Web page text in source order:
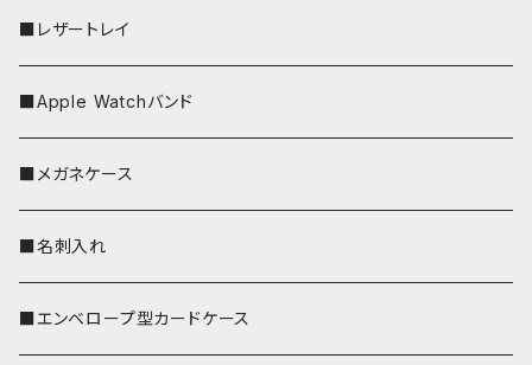
■レザートレイ
■Apple Watchバンド
■メガネケース
■名刺入れ
■エンベロープ型カードケース